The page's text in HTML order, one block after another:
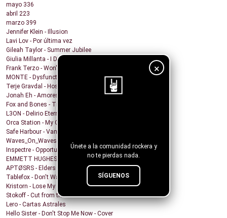
×
Únete a la comunidad rockera y
no te pierdas nada.
SÍGUENOS
mayo 336
abril 223
marzo 399
Jennifer Klein - Illusion
Lavi Lov - Por última vez
Gileah Taylor - Summer Jubilee
Giulia Millanta - I Dance My Way
Frank Terzo - Won't Dance Alone
MONTE - Dysfunctional Mess
Terje Gravdal - Hostage In My Home (feat. Frida H...
Jonah Eh - Amores de Fin de Semana
Fox and Bones - Tricks
L3ON - Delirio Eterno
Orca Station - My Compass
Safe Harbour - Vampire
Waves_On_Waves & Sonic Shades Of Blue & Castles Ma...
Inspectre - Opportunity
EMMETT HUGHES - What Will I Do
APTØSRS - Elders
Tablefox - Don't Wait For Me To Be What You Want M...
Kristorn - Lose My Mind
Stokoff - Cut from the Same Cloth
Lero - Cartas Astrales
Hello Sister - Don't Stop Me Now - Cover